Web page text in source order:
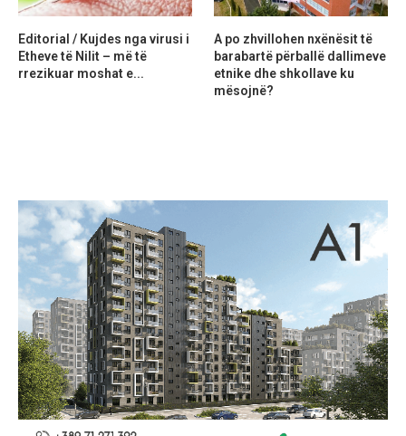
Editorial / Kujdes nga virusi i
Etheve të Nilit – më të
rrezikuar moshat e...
A po zhvillohen nxënësit të
barabartë përballë dallimeve
etnike dhe shkollave ku
mësojnë?